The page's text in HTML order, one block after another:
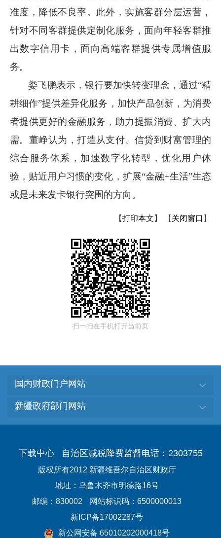
准度，降低不良率。此外，实施客群分层运营，
针对不同客群提供定制化服务，面向年轻客群推
出数字信用卡，面向高端客群提供专属增值服
务。
娄飞鹏表示，银行要加快转变理念，通过“精
耕细作”提供差异化服务，加快产品创新，为消费
者提供更好的金融服务，助力提振消费、扩大内
需。董峥认为，打造从支付、信贷到财富管理的
综合服务体系，加速数字化转型，优化用户体
验，贴近用户习惯的变化，扩展“金融+生活”生态
或是未来发卡银行突围的方向。
【打印本文 】 【 关闭窗口 】
扫一扫在手机打开当前页
国内财政门户网站
新疆政府部门网站
下载中心 自治区减税降费监督电话：2303755
版权所有2012 新疆维吾尔自治区财政厅
地址：乌鲁木齐市明德路16号
邮编：830002
网站标识码：6500000013
新ICP备17002287号
新公网安备 65010202000418号